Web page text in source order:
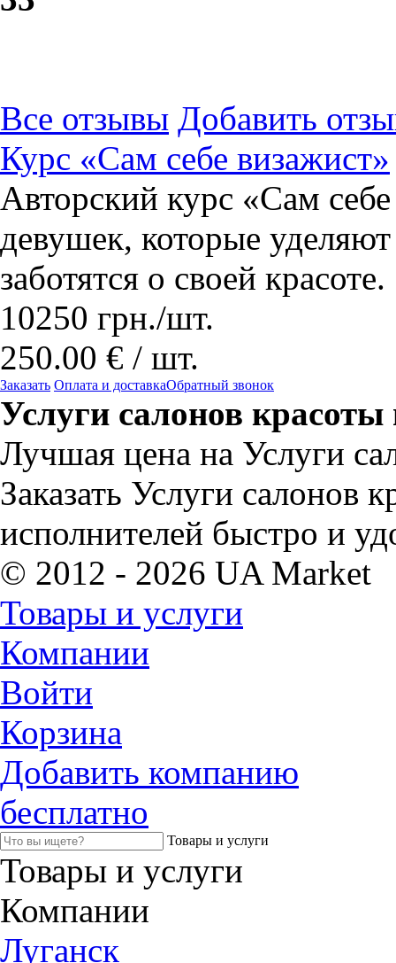
Все отзывы Добавить
Курс «Сам себе визажист»
Авторский курс «Сам
девушек, которые
заботятся о своей красоте.
10250 грн./шт.
250.00 € / шт.
Заказать Оплата и доставкаОбратный звонок
Услуги салонов
Лучшая цена на Услуги
Заказать Услуги салонов
исполнителей быстро и
© 2012 - 2026 UA Market
Товары и услуги
Компании
Войти
Корзина
Добавить компанию
бесплатно
Товары и услуги
Товары и услуги
Компании
Луганск